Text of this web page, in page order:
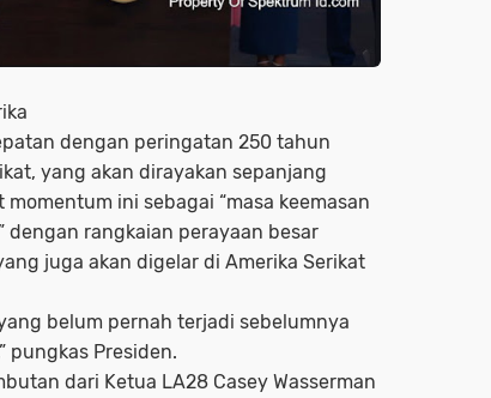
dengan peringatan 250 tahun
yang akan dirayakan sepanjang
ini sebagai “masa keemasan
dengan rangkaian perayaan besar
juga akan digelar di Amerika Serikat
belum pernah terjadi sebelumnya
pungkas Presiden.
dari Ketua LA28 Casey Wasserman